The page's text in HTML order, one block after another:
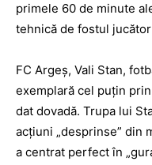
primele 60 de minute
tehnică de fostul
FC Argeș, Vali Stan,
exemplară cel puțin
dat dovadă. Trupa lui
acțiuni „desprinse” din
a centrat perfect în